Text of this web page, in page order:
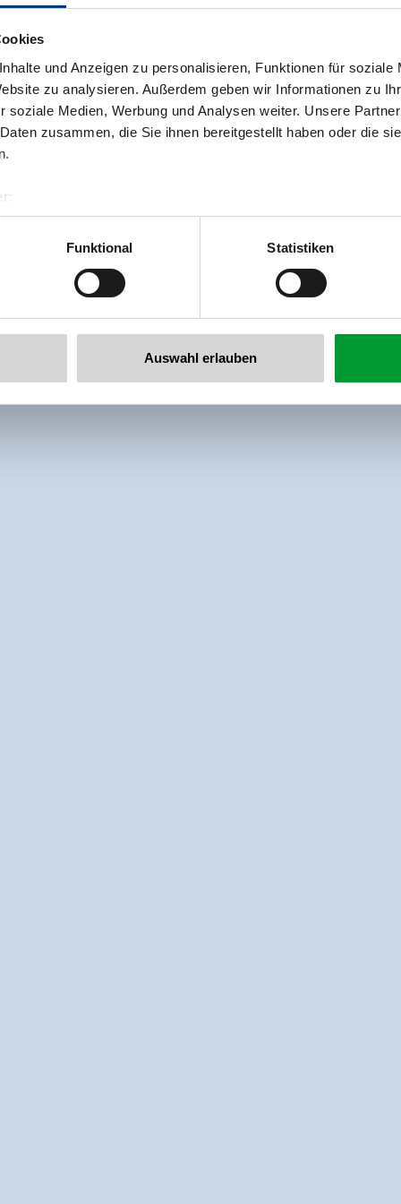
und Anzeigen zu personalisieren, Funktionen für soziale
zu analysieren. Außerdem geben wir Informationen zu
soziale Medien, Werbung und Analysen weiter. Unsere
zusammen, die Sie ihnen bereitgestellt haben oder die
& Co KG
Funktional Statistiken
Auswahl erlauben